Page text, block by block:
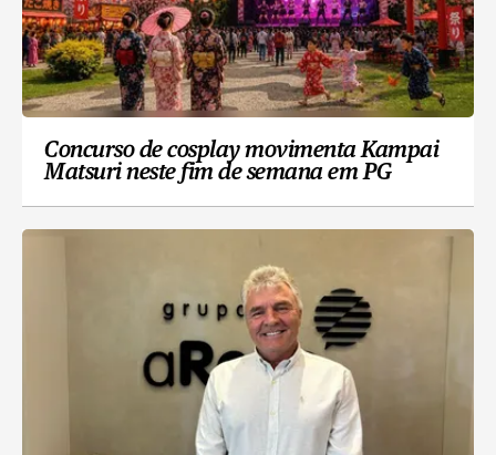
Concurso de cosplay movimenta Kampai
Matsuri neste fim de semana em PG